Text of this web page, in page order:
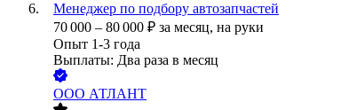
Менеджер по подбору автозапчастей
70 000 – 80 000 ₽ за месяц, на руки
Опыт 1-3 года
Выплаты: Два раза в месяц
ООО АТЛАНТ